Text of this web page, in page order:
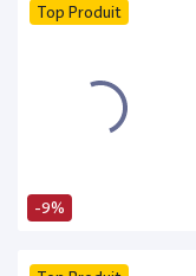
-9%
Top Produit